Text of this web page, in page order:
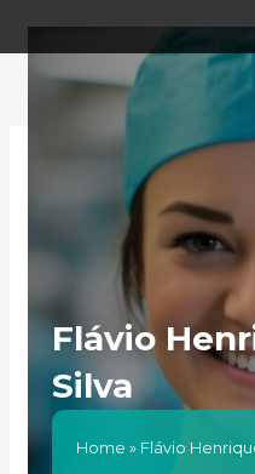
Flávio
Silva
Home » Flávio